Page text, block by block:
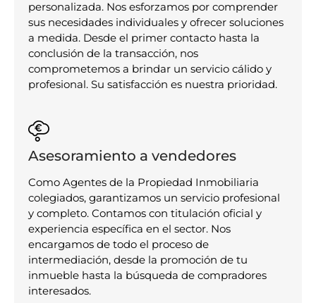
personalizada. Nos esforzamos por comprender
sus necesidades individuales y ofrecer soluciones
a medida. Desde el primer contacto hasta la
conclusión de la transacción, nos
comprometemos a brindar un servicio cálido y
profesional. Su satisfacción es nuestra prioridad.
Asesoramiento a vendedores
Como Agentes de la Propiedad Inmobiliaria
colegiados, garantizamos un servicio profesional
y completo. Contamos con titulación oficial y
experiencia específica en el sector. Nos
encargamos de todo el proceso de
intermediación, desde la promoción de tu
inmueble hasta la búsqueda de compradores
interesados.